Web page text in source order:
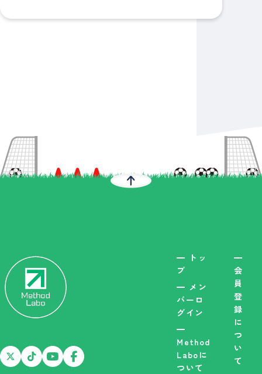
トッ
プ
メン
バーロ
グイン
Method
Laboに
ついて
会
員
登
録
に
つ
い
て